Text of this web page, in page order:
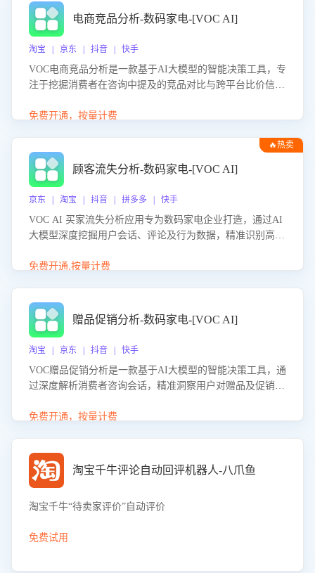
电商竞品分析-数码家电-[VOC AI]
淘宝 | 京东 | 抖音 | 快手
VOC电商竞品分析是一款基于AI大模型的智能决策工具，专
注于挖掘消费者在咨询中提及的竞品对比与跨平台比价信
商品信息，进行多维度交叉对比，并分析消费者的比价行
企业优化营销话术、突出产品与服务优势，有效提升咨询转
化率，避免陷入单纯价格竞争，实现精准扬长避短。
免费开通，按量计费
🔥热卖
顾客流失分析-数码家电-[VOC AI]
京东 | 淘宝 | 抖音 | 拼多多 | 快手
VOC AI 买家流失分析应用专为数码家电企业打造，通过AI
大模型深度挖掘用户会话、评论及行为数据，精准识别高流
应延迟、竞品价格冲击等。系统自动输出可落地的挽回策
免费开通,按量计费
赠品促销分析-数码家电-[VOC AI]
淘宝 | 京东 | 抖音 | 快手
VOC赠品促销分析是一款基于AI大模型的智能决策工具，通
过深度解析消费者咨询会话，精准洞察用户对赠品及促销政
销诉求，帮助企业制定个性化赠品组合策略，优化资源投放
免费开通，按量计费
淘宝千牛评论自动回评机器人-八爪鱼
淘宝千牛“待卖家评价”自动评价
免费试用